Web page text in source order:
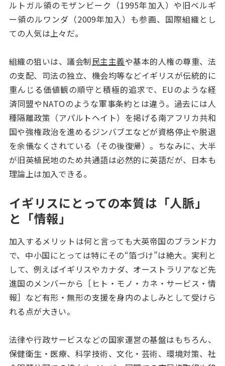
ルトガル領のモザンビーク（1995年加入）や旧ベルギ
ー領のルワンダ（2009年加入）も参画、国際組織とし
ての人気は上々だ。
組織の狙いは、議会制民主主義や基本的人権の尊重、法
の支配、司法の独立、機会均等などイギリスが伝統的に
重んじる価値観の順守と積極的追求で、EUのような経
済同盟やNATOのような軍事条約とは違う。過去には人
種隔離政策（アパルトヘイト）を掲げる南アフリカ共和
国や強権政治を進めるジンバブエなどが資格停止や脱退
を余儀なくされている（その後復帰）。ちなみに、大半
が旧英植民地のため共通語は必然的に英語だが、日本も
理論上は加入できる。
イギリスにとっての本質は「人脈」
と「情報」
加入するメリットは何と言っても大英帝国のブランド力
で、中小国にとっては特にその“箔づけ”は絶大。実利と
して、例えばイギリスやカナダ、オーストラリアなど先
進国のメンバーから［ヒト・モノ・カネ・サービス・情
報］など有形・無形の支援を身内のよしみとして受けら
れる点が大きい。
法律や行政サービスなどの国家運営の基盤はもちろん、
保健衛生・医療、科学技術、文化・芸術、環境対策、社